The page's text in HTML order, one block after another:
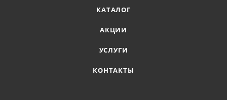
КАТАЛОГ
АКЦИИ
УСЛУГИ
КОНТАКТЫ